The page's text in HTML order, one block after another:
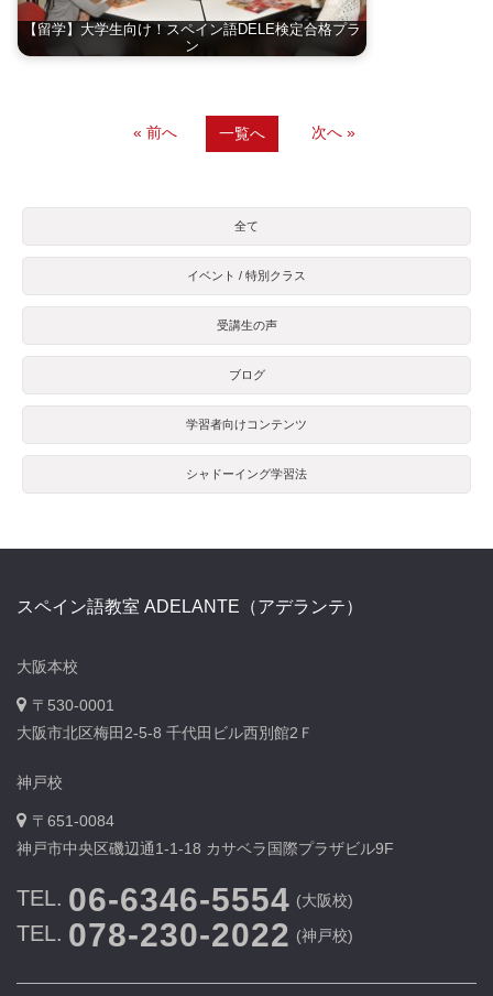
【留学】大学生向け！スペイン語DELE検定合格プラ
ン
« 前へ 一覧へ 次へ »
全て
イベント / 特別クラス
受講生の声
ブログ
学習者向けコンテンツ
シャドーイング学習法
スペイン語教室 ADELANTE（アデランテ）
大阪本校
〒530-0001
大阪市北区梅田2-5-8 千代田ビル西別館2Ｆ
神戸校
〒651-0084
神戸市中央区磯辺通1-1-18 カサベラ国際プラザビル9F
TEL. 06-6346-5554 (大阪校)
TEL. 078-230-2022 (神戸校)